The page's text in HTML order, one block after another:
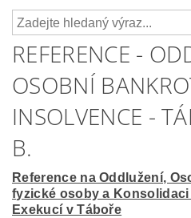
REFERENCE -
OSOBNÍ
INSOLVENCE -
B.
Reference na Oddlužení,
fyzické osoby a
Exekucí v Táboře